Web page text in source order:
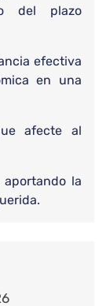
del plazo
efectiva
en una
afecte al
la